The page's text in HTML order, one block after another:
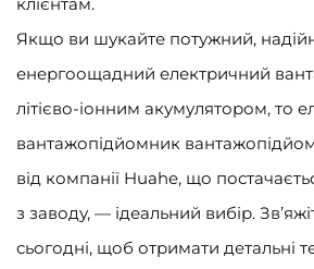
Якщо ви шукайте потужний,
енергоощадний електричний
літієво-іонним акумулятором, то
вантажопідйомник
від компанії Huahe, що
з заводу, — ідеальний вибір.
сьогодні, щоб отримати детальні